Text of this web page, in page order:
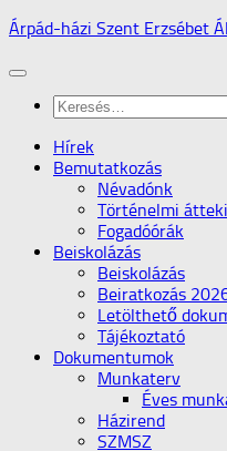
Skip
content
Árpád-házi Szent Erzsébet
Keresés:
Hírek
Bemutatkozás
Névadónk
Történelmi
Fogadóórák
Beiskolázás
Beiskolázás
Beiratkozás
Letölthető
Tájékoztató
Dokumentumok
Munkaterv
Éves
Házirend
SZMSZ